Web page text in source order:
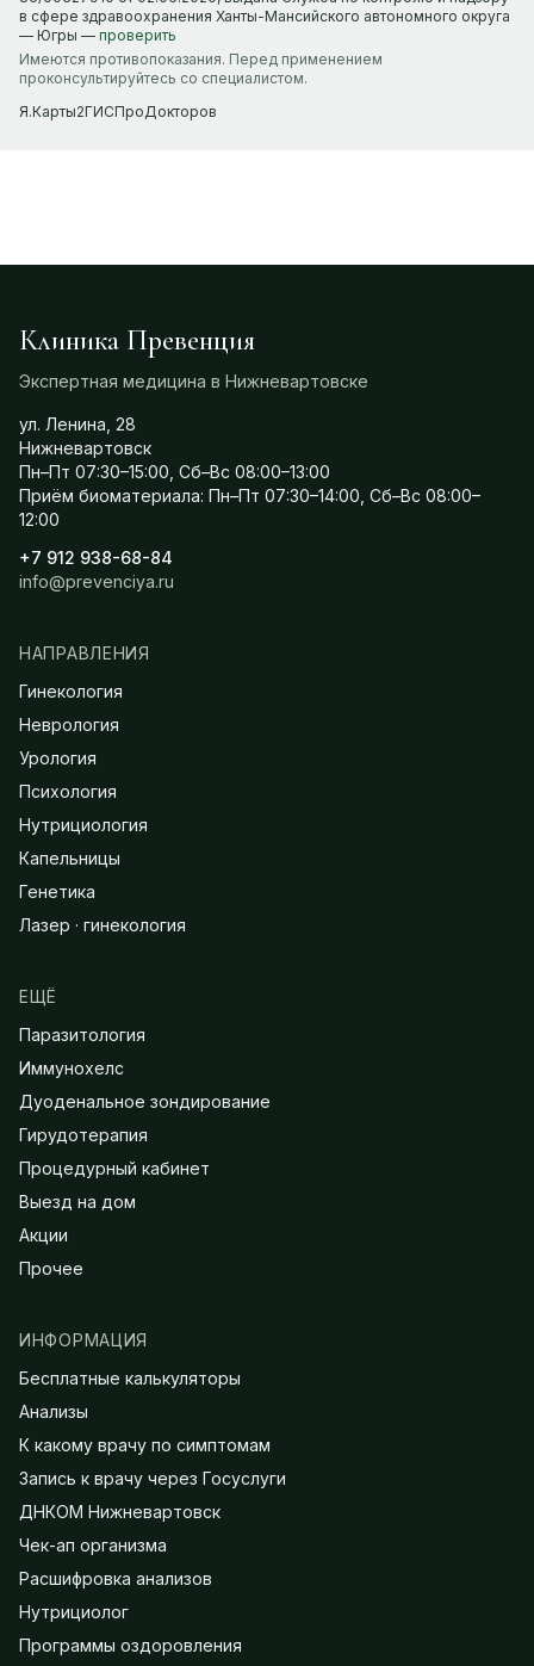
в сфере здравоохранения Ханты-Мансийского автономного округа
— Югры — проверить
Имеются противопоказания. Перед применением
проконсультируйтесь со специалистом.
Я.Карты2ГИСПроДокторов
Клиника Превенция
Экспертная медицина в Нижневартовске
ул. Ленина, 28
Нижневартовск
Пн–Пт 07:30–15:00, Сб–Вс 08:00–13:00
Приём биоматериала: Пн–Пт 07:30–14:00, Сб–Вс 08:00–
12:00
+7 912 938-68-84
info@prevenciya.ru
НАПРАВЛЕНИЯ
Гинекология
Неврология
Урология
Психология
Нутрициология
Капельницы
Генетика
Лазер · гинекология
ЕЩЁ
Паразитология
Иммунохелс
Дуоденальное зондирование
Гирудотерапия
Процедурный кабинет
Выезд на дом
Акции
Прочее
ИНФОРМАЦИЯ
Бесплатные калькуляторы
Анализы
К какому врачу по симптомам
Запись к врачу через Госуслуги
ДНКОМ Нижневартовск
Чек-ап организма
Расшифровка анализов
Нутрициолог
Программы оздоровления